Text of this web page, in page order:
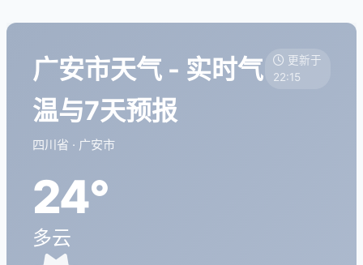
广安市天气 - 实时气
温与7天预报
四川省 · 广安市
更新于
22:15
24°
多云